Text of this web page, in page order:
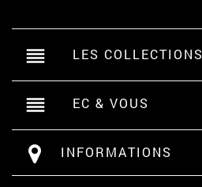
reorder LES COLLECTIONS
reorder EC & VOUS
INFORMATIONS